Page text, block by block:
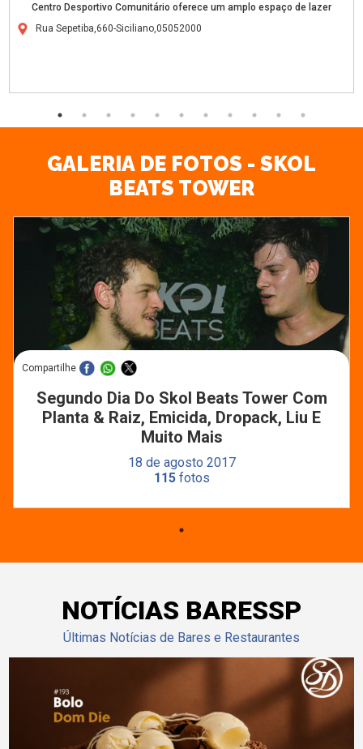
Centro Desportivo Comunitário oferece um amplo espaço de lazer
Rua Sepetiba,660-Siciliano,05052000
GALERIA DE FOTOS - SKOL
BEATS TOWER
Compartilhe
Segundo Dia Do Skol Beats Tower Com
Planta & Raiz, Emicida, Dropack, Liu E
Muito Mais
18 de agosto 2017
115fotos
NOTÍCIAS BARESSP
Últimas Notícias de Bares e Restaurantes